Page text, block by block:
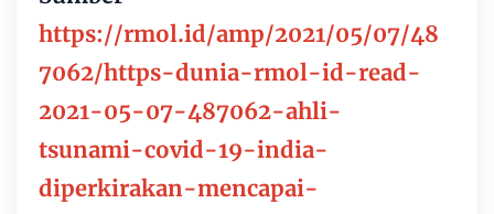
https://rmol.id/amp/2021/05/07/48
7062/https-dunia-rmol-id-read-
2021-05-07-487062-ahli-
tsunami-covid-19-india-
diperkirakan-mencapai-